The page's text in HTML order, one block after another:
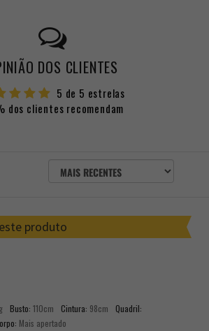
DOS CLIENTES
5 de 5 estrelas
dos clientes recomendam
ORDENAR
AVALIAÇÕES
produto
Busto: 110cm Cintura: 98cm
Quadril:
Mais apertado